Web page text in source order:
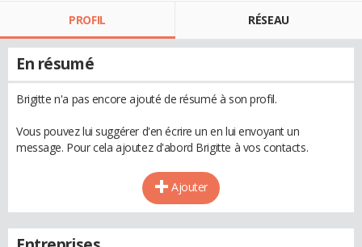
PROFIL RÉSEAU
En résumé
Brigitte n'a pas encore ajouté de résumé à son profil.
Vous pouvez lui suggérer d'en écrire un en lui envoyant un
message. Pour cela ajoutez d'abord Brigitte à vos contacts.
Ajouter